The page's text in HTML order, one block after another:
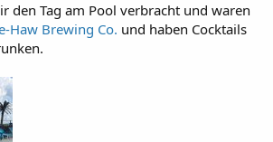
den Tag am Pool verbracht und waren
Haw Brewing Co. und haben Cocktails